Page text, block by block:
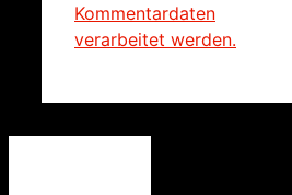
Kommentardaten
verarbeitet werden.